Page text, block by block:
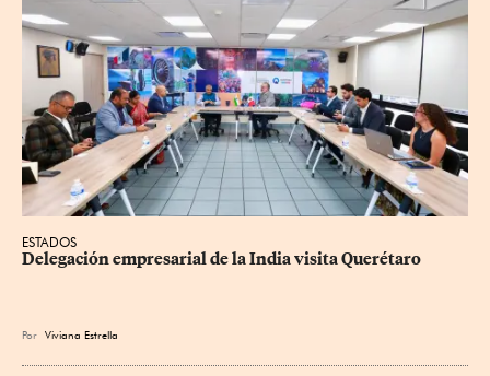
ESTADOS
Delegación empresarial de la India visita Querétaro
Por Viviana Estrella